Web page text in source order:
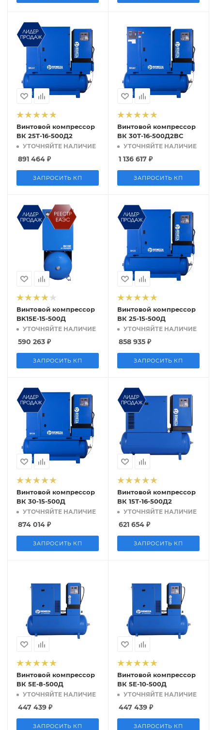
Винтовой компрессор
ВК 25Т-16-500Д2
УТОЧНЯЙТЕ НАЛИЧИЕ
891 464 ₽
ЗАПРОСИТЬ КП
Винтовой компрессор
ВК 30Т-16-500Д2ВС
УТОЧНЯЙТЕ НАЛИЧИЕ
1 136 617 ₽
ЗАПРОСИТЬ КП
Винтовой компрессор
BK15E-15-500Д
УТОЧНЯЙТЕ НАЛИЧИЕ
590 263 ₽
ЗАПРОСИТЬ КП
Винтовой компрессор
ВК 25-15-500Д
УТОЧНЯЙТЕ НАЛИЧИЕ
858 935 ₽
ЗАПРОСИТЬ КП
Винтовой компрессор
ВК 30-15-500Д
УТОЧНЯЙТЕ НАЛИЧИЕ
874 014 ₽
ЗАПРОСИТЬ КП
Винтовой компрессор
ВК 15Т-16-500Д2
УТОЧНЯЙТЕ НАЛИЧИЕ
621 654 ₽
ЗАПРОСИТЬ КП
Винтовой компрессор
ВК 5E-8-500Д
УТОЧНЯЙТЕ НАЛИЧИЕ
447 439 ₽
ЗАПРОСИТЬ КП
Винтовой компрессор
ВК 5E-10-500Д
УТОЧНЯЙТЕ НАЛИЧИЕ
447 439 ₽
ЗАПРОСИТЬ КП